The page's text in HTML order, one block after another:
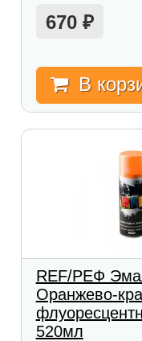
670 ₽
В
REF/РЕФ
Оранжево-
520мл